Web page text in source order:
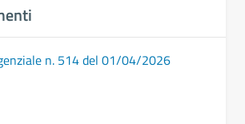
n. 514 del 01/04/2026